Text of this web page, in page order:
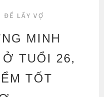
LẤY VỢ
MINH
TUỔI 26,
TỐT